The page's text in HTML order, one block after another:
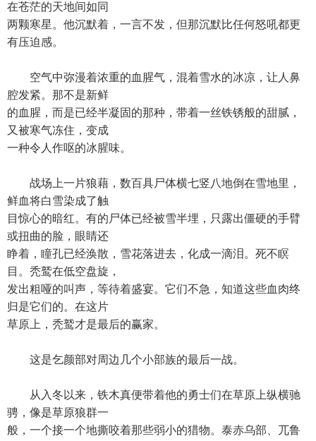
在苍茫的天地间如同
两颗寒星。他沉默着，一言不发，但那沉默比任何怒吼都更
有压迫感。
空气中弥漫着浓重的血腥气，混着雪水的冰凉，让人鼻
腔发紧。那不是新鲜
的血腥，而是已经半凝固的那种，带着一丝铁锈般的甜腻，
又被寒气冻住，变成
一种令人作呕的冰腥味。
战场上一片狼藉，数百具尸体横七竖八地倒在雪地里，
鲜血将白雪染成了触
目惊心的暗红。有的尸体已经被雪半埋，只露出僵硬的手臂
或扭曲的脸，眼睛还
睁着，瞳孔已经涣散，雪花落进去，化成一滴泪。死不瞑
目。秃鹫在低空盘旋，
发出粗哑的叫声，等待着盛宴。它们不急，知道这些血肉终
归是它们的。在这片
草原上，秃鹫才是最后的赢家。
这是乞颜部对周边几个小部族的最后一战。
从入冬以来，铁木真便带着他的勇士们在草原上纵横驰
骋，像是草原狼群一
般，一个接一个地撕咬着那些弱小的猎物。泰赤乌部、兀鲁